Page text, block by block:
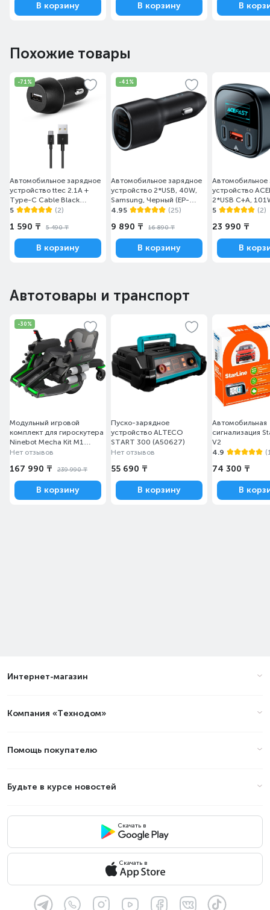
В корзину В корзину В
Похожие товары
-71%
Автомобильное зарядное
устройство ttec 2.1A +
Type-C Cable Black
(2CKS20CS)
5 (2)
1 590 ₸ 5 490 ₸
В корзину
-41%
Автомобильное зарядное
устройство 2*USB, 40W,
Samsung, Черный (EP-
L4020NBEGRU)
4.95 (25)
9 890 ₸ 16 890 ₸
В корзину
Автомобильное
устройство
2*USB C+A,
smart display,
5 (2)
23 990 ₸
В
Автотовары и транспорт
-30%
Модульный игровой
комплект для гироскутера
Ninebot Mecha Kit M1
Серый
Нет отзывов
167 990 ₸ 239 990 ₸
В корзину
Пуско-зарядное
устройство ALTECO
START 300 (A50627)
Нет отзывов
55 690 ₸
В корзину
Автомобильная
сигнализация
V2
4.9
74 300 ₸
В
Интернет-магазин
Компания «Технодом»
Помощь покупателю
Будьте в курсе новостей
Скачать в
Скачать в